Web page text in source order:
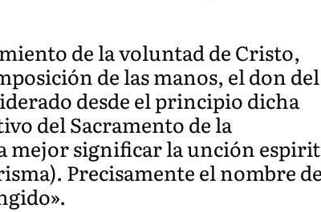
de la voluntad de Cristo,
de las manos, el don del
desde el principio dicha
del Sacramento de la
mejor significar la unción
Precisamente el nombre de